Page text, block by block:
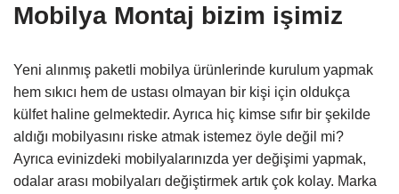
Mobilya Montaj bizim işimiz
Yeni alınmış paketli mobilya ürünlerinde kurulum yapmak
hem sıkıcı hem de ustası olmayan bir kişi için oldukça
külfet haline gelmektedir. Ayrıca hiç kimse sıfır bir şekilde
aldığı mobilyasını riske atmak istemez öyle değil mi?
Ayrıca evinizdeki mobilyalarınızda yer değişimi yapmak,
odalar arası mobilyaları değiştirmek artık çok kolay. Marka